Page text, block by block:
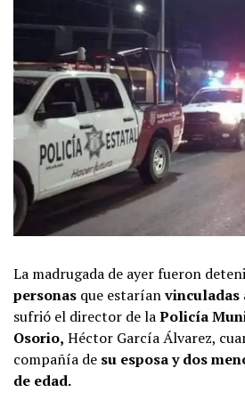
La madrugada de ayer fueron
personas que estaríanvinculadas
sufrió el director de laPolicía
Osorio, Héctor García Álvarez,
compañía de su esposa y dos
de edad.